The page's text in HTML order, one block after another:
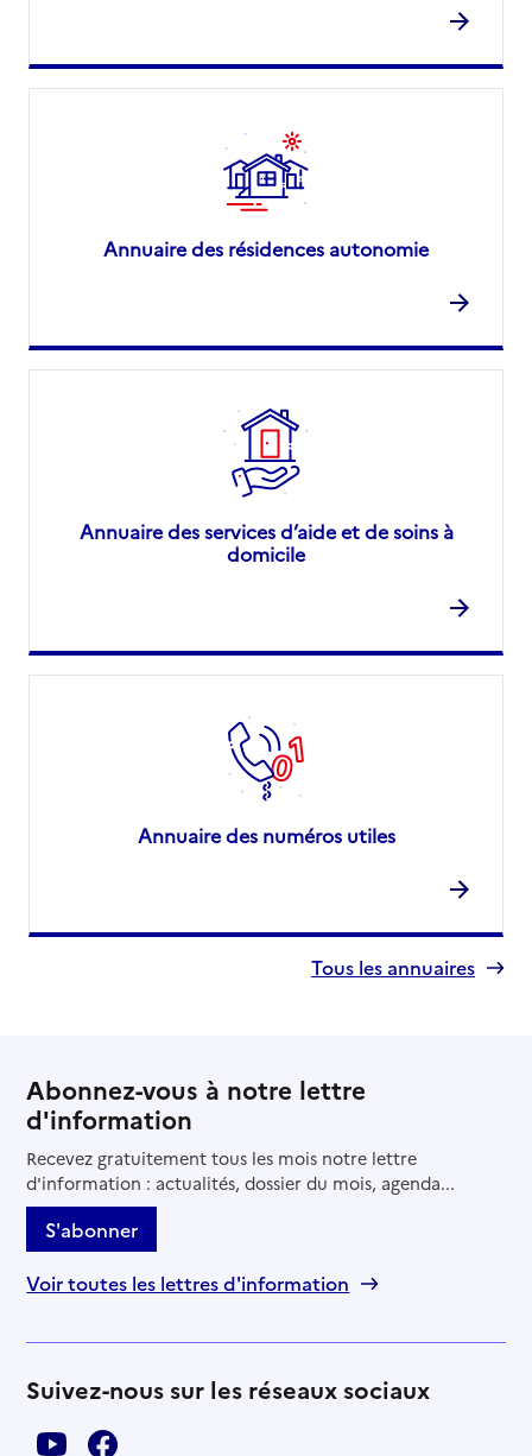
Annuaire des résidences autonomie
Annuaire des services d’aide et de soins à
domicile
Annuaire des numéros utiles
Tous les annuaires
Abonnez-vous à notre lettre
d'information
Recevez gratuitement tous les mois notre lettre
d'information : actualités, dossier du mois, agenda...
S'abonner
Voir toutes les lettres d'information
Suivez-nous sur les réseaux sociaux